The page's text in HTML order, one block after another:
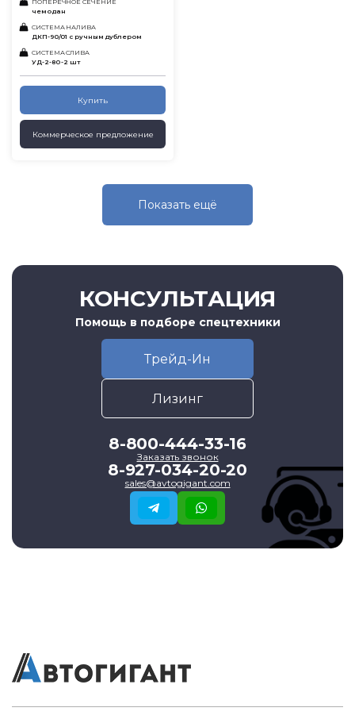
чемодан
СИСТЕМА НАЛИВА
ДКП-90/01 с ручным дублером
СИСТЕМА СЛИВА
УД-2-80 -2 шт
Купить
Коммерческое предложение
Показать eщё
КОНСУЛЬТАЦИЯ
Помощь в подборе спецтехники
Трейд-Ин
Лизинг
8-800-444-33-16
Заказать звонок
8-927-034-20-20
sales@avtogigant.com